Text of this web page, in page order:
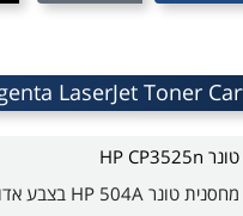
טונר HP CP3525n
מחסנית טונר HP 504A בצבע אדום